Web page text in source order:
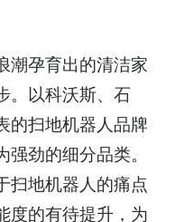
潮孕育出的清洁家
。以科沃斯、石
的扫地机器人品牌
劲的细分品类。
扫地机器人的痛点
度的有待提升，为